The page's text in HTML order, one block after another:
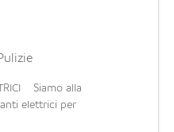
Siamo alla
elettrici per
il CED di